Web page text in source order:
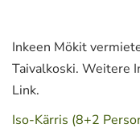
Inkeen Mökit
Taivalkoski. Weitere
Link.
Iso-Kärris (8+2